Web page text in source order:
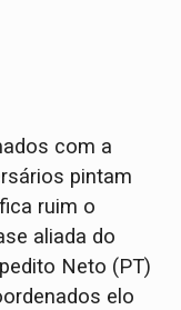
com a
pintam
ruim o
aliada do
Neto (PT)
elo